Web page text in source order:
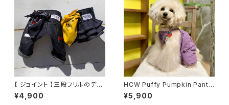
【 ジョイント 】三段フリルのデニ
ムスカート
¥4,900
HCW Puffy Pumpkin Pants
- Regular Type 3colors
¥5,900